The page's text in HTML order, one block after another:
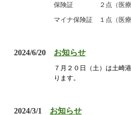
保険証 ２点（医療情
マイナ保険証 １点（医療
2024/6/20 お知らせ
７月２０日（土）は土崎
ります。
2024/3/1 お知らせ